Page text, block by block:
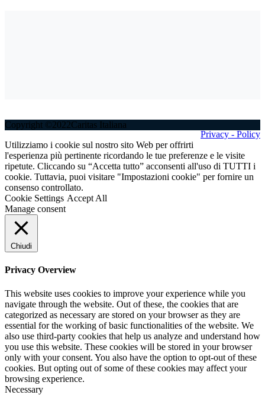
Privacy - Policy
Copyright ©2022Caritas Italiana
Utilizziamo i cookie sul nostro sito Web per offrirti
l'esperienza più pertinente ricordando le tue preferenze e le visite
ripetute. Cliccando su “Accetta tutto” acconsenti all'uso di TUTTI i
cookie. Tuttavia, puoi visitare "Impostazioni cookie" per fornire un
consenso controllato.
Cookie Settings Accept All
Manage consent
Chiudi
Privacy Overview
This website uses cookies to improve your experience while you
navigate through the website. Out of these, the cookies that are
categorized as necessary are stored on your browser as they are
essential for the working of basic functionalities of the website. We
also use third-party cookies that help us analyze and understand how
you use this website. These cookies will be stored in your browser
only with your consent. You also have the option to opt-out of these
cookies. But opting out of some of these cookies may affect your
browsing experience.
Necessary